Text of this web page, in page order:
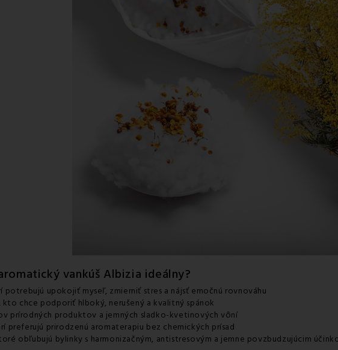
vankúš Albizia ideálny?
potrebujú upokojiť myseľ, zmierniť stres a nájsť emočnú rovnováhu
kto chce podporiť hlboký, nerušený a kvalitný spánok
prírodných produktov a jemných sladko-kvetinových vôní
preferujú prirodzenú aromaterapiu bez chemických prísad
obľubujú bylinky s harmonizačným, antistresovým a jemne povzbudzujúcim